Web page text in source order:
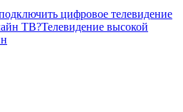
цифровое телевидение
ТВ?Телевидение высокой